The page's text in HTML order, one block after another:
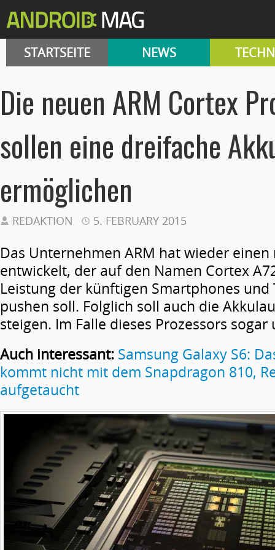
STARTSEITE NEWS
Die neuen ARM Cortex
sollen eine dreifache
ermöglichen
REDAKTION 5. FEBRUARY 2015
Das Unternehmen ARM hat wieder einen
entwickelt, der auf den Namen Cortex
Leistung der künftigen Smartphones und
pushen soll. Folglich soll auch die
steigen. Im Falle dieses Prozessors
Auch interessant: Samsung Galaxy S6:
kommt nicht mit dem Snapdragon 810,
aufgetaucht